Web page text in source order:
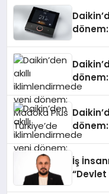
İş
“Devlet